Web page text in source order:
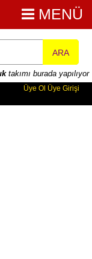
MENÜ
ARA
takımı burada yapılıyor
Üye Ol Üye Girişi